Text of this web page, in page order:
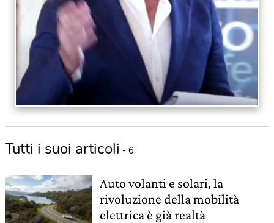
Tutti i suoi articoli - 6
Auto volanti e solari, la
rivoluzione della mobilità
elettrica è già realtà